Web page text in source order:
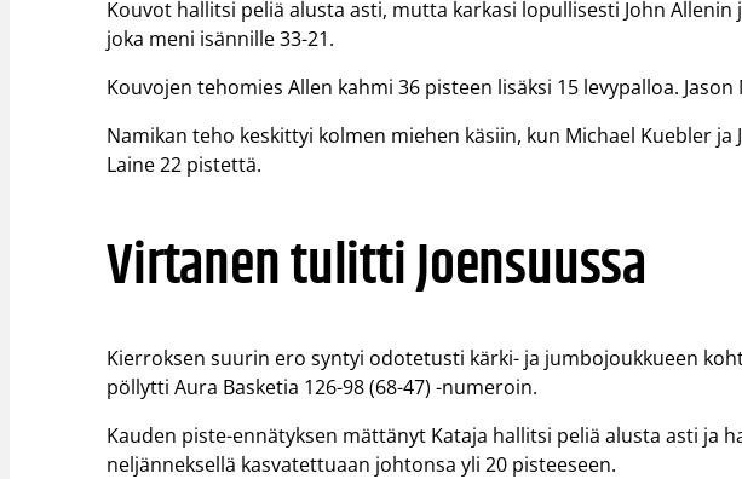
Kouvot hallitsi peliä alusta asti, mutta karkasi lopullisesti John
joka meni isännille 33-21.
Kouvojen tehomies Allen kahmi 36 pisteen lisäksi 15 levypalloa.
Namikan teho keskittyi kolmen miehen käsiin, kun Michael Kuebler ja
Laine 22 pistettä.
Virtanen tulitti Joensuussa
Kierroksen suurin ero syntyi odotetusti kärki- ja jumbojoukkueen
pöllytti Aura Basketia 126-98 (68-47) -numeroin.
Kauden piste-ennätyksen mättänyt Kataja hallitsi peliä alusta asti ja
neljänneksellä kasvatettuaan johtonsa yli 20 pisteeseen.